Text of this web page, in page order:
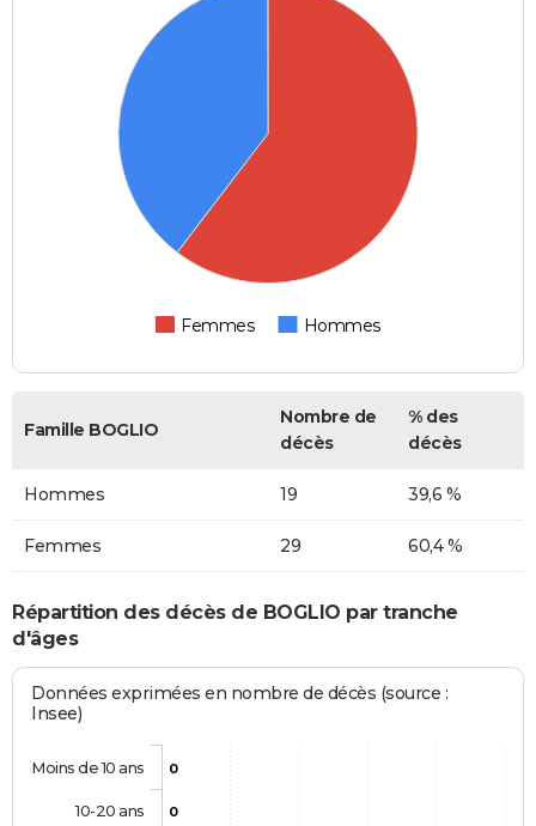
Femmes Hommes
Famille BOGLIO
Nombre de
décès
% des
décès
Hommes 19 39,6 %
Femmes 29 60,4 %
Répartition des décès de BOGLIO par tranche
d'âges
Données exprimées en nombre de décès (source :
Insee)
0
0
Moins de 10 ans
10-20 ans